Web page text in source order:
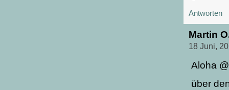
Antworten
Martin
18 Juni,
Aloha
über